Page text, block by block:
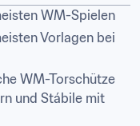
WM-Spielen
Vorlagen bei
WM-Torschütze
und Stábile mit